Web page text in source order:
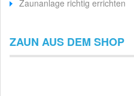
Zaunanlage richtig errichten
ZAUN AUS DEM SHOP